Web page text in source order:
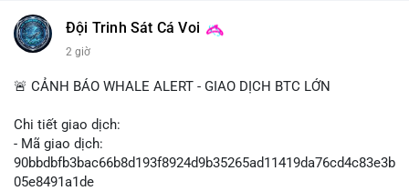
Đội Trinh Sát Cá Voi
2 giờ
🚨 CẢNH BÁO WHALE ALERT - GIAO DỊCH BTC LỚN
Chi tiết giao dịch:
- Mã giao dịch:
90bbdbfb3bac66b8d193f8924d9b35265ad11419da76cd4c83e3b
05e8491a1de